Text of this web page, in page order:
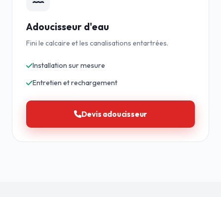
Adoucisseur d'eau
Fini le calcaire et les canalisations entartrées.
Installation sur mesure
Entretien et rechargement
Devis adoucisseur